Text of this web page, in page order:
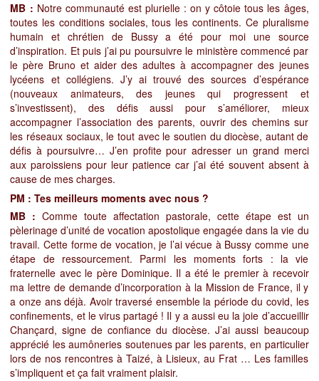
MB : Notre communauté est plurielle :on y côtoie tous les âges,
toutes les conditions sociales, tous les continents. Ce pluralisme
humain et chrétien de Bussy a été pour moi une source
d’inspiration. Et puis j’ai pu poursuivre le ministère commencé par
le père Bruno et aider des adultes à accompagner des jeunes
lycéens et collégiens. J’y ai trouvé des sources d’espérance
(nouveaux animateurs, des jeunes qui progressent et
s’investissent), des défis aussi pour s’améliorer, mieux
accompagner l’association des parents, ouvrir des chemins sur
les réseaux sociaux, le tout avec le soutien du diocèse, autant de
défis à poursuivre… J’en profite pour adresser un grand merci
aux paroissiens pour leur patience car j’ai été souvent absent à
cause de mes charges.
PM : Tes meilleurs moments avec nous ?
MB : Comme toute affectation pastorale, cette étape est un
pèlerinage d’unité de vocation apostolique engagée dans la vie du
travail. Cette forme de vocation, je l’ai vécue à Bussy comme une
étape de ressourcement. Parmi les moments forts : la vie
fraternelle avec le père Dominique. Il a été le premier à recevoir
ma lettre de demande d’incorporation à la Mission de France, il y
a onze ans déjà. Avoir traversé ensemble la période du covid, les
confinements, et le virus partagé ! Il y a aussi eu la joie d’accueillir
Chançard, signe de confiance du diocèse. J’ai aussi beaucoup
apprécié les aumôneries soutenues par les parents, en particulier
lors de nos rencontres à Taizé, à Lisieux, au Frat … Les familles
s’impliquent et ça fait vraiment plaisir.